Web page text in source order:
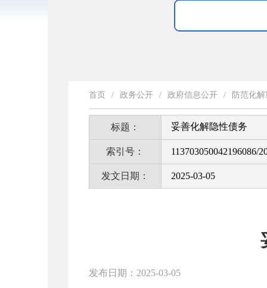
首页 / 政务公开 / 政府信息公开 / 防范化
标题： 妥善化解隐性债务
索引号： 113703050042196086/
发文日期： 2025-03-05
发布日期：2025-03-05